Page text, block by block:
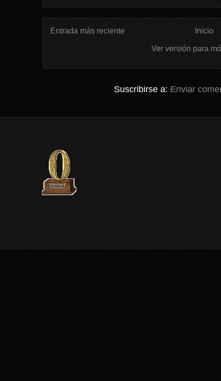
Entrada más reciente Inicio
Ver versión para
Suscribirse a:Enviar